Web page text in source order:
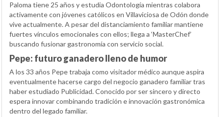
Paloma tiene 25 años y estudia Odontología mientras colabora
activamente con jóvenes católicos en Villaviciosa de Odón donde
vive actualmente. A pesar del distanciamiento familiar mantiene
fuertes vínculos emocionales con ellos; llega a ‘MasterChef’
buscando fusionar gastronomía con servicio social.
Pepe: futuro ganadero lleno de humor
A los 33 años Pepe trabaja como visitador médico aunque aspira
eventualmente hacerse cargo del negocio ganadero familiar tras
haber estudiado Publicidad. Conocido por ser sincero y directo
espera innovar combinando tradición e innovación gastronómica
dentro del legado familiar.